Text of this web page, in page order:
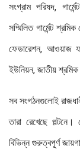
সংগ্রাম পরিষদ,
সম্মিলিত গার্মেন্ট
ফেডারেশন, আওয়াজ
ইউনিয়ন, জাতীয়
সব সংগঠনগুলোই
তারা রেখেছে
বিভিন্ন গুরুত্বপূর্ণ